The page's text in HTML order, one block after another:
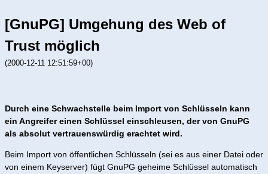
[GnuPG] Umgehung des Web of
Trust möglich
(2000-12-11 12:51:59+00)
Durch eine Schwachstelle beim Import von Schlüsseln kann
ein Angreifer einen Schlüssel einschleusen, der von GnuPG
als absolut vertrauenswürdig erachtet wird.
Beim Import von öffentlichen Schlüsseln (sei es aus einer Datei oder
von einem Keyserver) fügt GnuPG geheime Schlüssel automatisch